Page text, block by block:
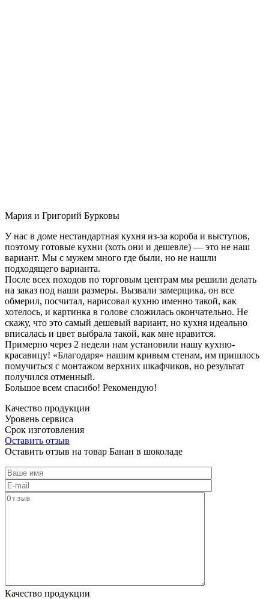
Мария и Григорий Бурковы
У нас в доме нестандартная кухня из-за короба и выступов,
поэтому готовые кухни (хоть они и дешевле) — это не наш
вариант. Мы с мужем много где были, но не нашли
подходящего варианта.
После всех походов по торговым центрам мы решили делать
на заказ под наши размеры. Вызвали замерщика, он все
обмерил, посчитал, нарисовал кухню именно такой, как
хотелось, и картинка в голове сложилась окончательно. Не
скажу, что это самый дешевый вариант, но кухня идеально
вписалась и цвет выбрала такой, как мне нравится.
Примерно через 2 недели нам установили нашу кухню-
красавицу! «Благодаря» нашим кривым стенам, им пришлось
помучиться с монтажом верхних шкафчиков, но результат
получился отменный.
Большое всем спасибо! Рекомендую!
Качество продукции
Уровень сервиса
Срок изготовления
Оставить отзыв
Оставить отзыв на товар Банан в шоколаде
Качество продукции